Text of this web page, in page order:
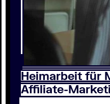
Heimarbeit für
Affiliate-